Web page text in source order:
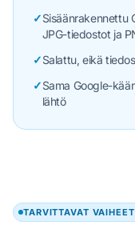
✓Sisäänrakennettu
JPG-tiedostot ja
✓Salattu, eikä
✓Sama Google-
lähtö
TARVITTAVAT VAIHEET